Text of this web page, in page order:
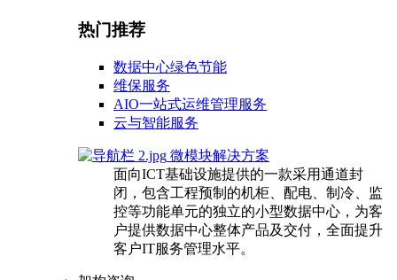
热门推荐
数据中心绿色节能
维保服务
AIO一站式运维管理服务
云与智能服务
微模块解决方案
面向ICT基础设施提供的一款采用通道封
闭，包含工程预制的机柜、配电、制冷、监
控等功能单元的独立的小型数据中心，为客
户提供数据中心整体产品及交付，全面提升
客户IT服务管理水平。